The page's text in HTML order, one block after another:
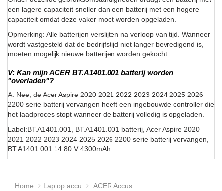
een lagere capaciteit sneller dan een batterij met een hogere
capaciteit omdat deze vaker moet worden opgeladen.
Opmerking: Alle batterijen verslijten na verloop van tijd. Wanneer
wordt vastgesteld dat de bedrijfstijd niet langer bevredigend is,
moeten mogelijk nieuwe batterijen worden gekocht.
V: Kan mijn ACER BT.A1401.001 batterij worden
"overladen"?
A: Nee, de Acer Aspire 2020 2021 2022 2023 2024 2025 2026
2200 serie batterij vervangen heeft een ingebouwde controller die
het laadproces stopt wanneer de batterij volledig is opgeladen.
Label:BT.A1401.001, BT.A1401.001 batterij, Acer Aspire 2020
2021 2022 2023 2024 2025 2026 2200 serie batterij vervangen,
BT.A1401.001 14.80 V 4300mAh
Home Laptop accu
ACER Accus